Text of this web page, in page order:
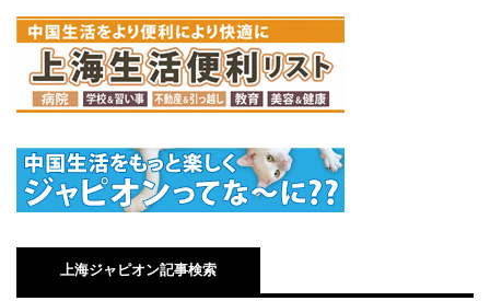
上海ジャピオン記事検索